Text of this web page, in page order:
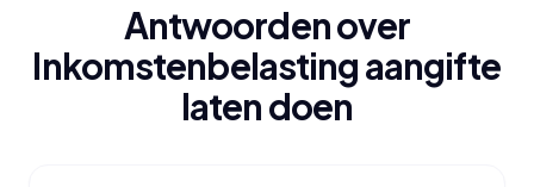
Antwoorden over
Inkomstenbelasting aangifte
laten doen